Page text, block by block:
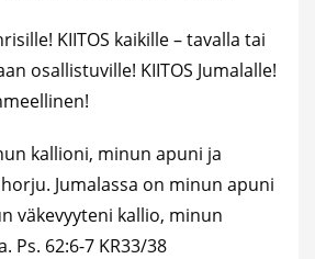
KIITOS kaikille – tavalla tai
osallistuville! KIITOS Jumalalle!
kallioni, minun apuni ja
Jumalassa on minun apuni
väkevyyteni kallio, minun
Ps. 62:6-7 KR33/38